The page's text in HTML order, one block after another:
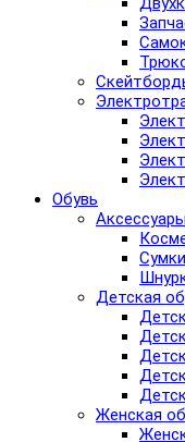
Обувь
Детская
Женская